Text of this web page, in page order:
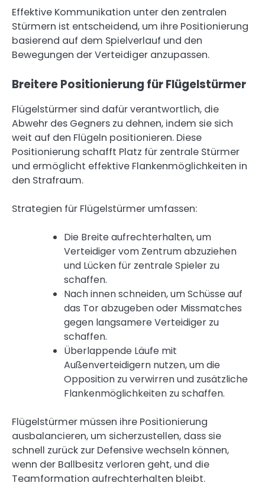
Effektive Kommunikation unter den zentralen
Stürmern ist entscheidend, um ihre Positionierung
basierend auf dem Spielverlauf und den
Bewegungen der Verteidiger anzupassen.
Breitere Positionierung für Flügelstürmer
Flügelstürmer sind dafür verantwortlich, die
Abwehr des Gegners zu dehnen, indem sie sich
weit auf den Flügeln positionieren. Diese
Positionierung schafft Platz für zentrale Stürmer
und ermöglicht effektive Flankenmöglichkeiten in
den Strafraum.
Strategien für Flügelstürmer umfassen:
Die Breite aufrechterhalten, um
Verteidiger vom Zentrum abzuziehen
und Lücken für zentrale Spieler zu
schaffen.
Nach innen schneiden, um Schüsse auf
das Tor abzugeben oder Missmatches
gegen langsamere Verteidiger zu
schaffen.
Überlappende Läufe mit
Außenverteidigern nutzen, um die
Opposition zu verwirren und zusätzliche
Flankenmöglichkeiten zu schaffen.
Flügelstürmer müssen ihre Positionierung
ausbalancieren, um sicherzustellen, dass sie
schnell zurück zur Defensive wechseln können,
wenn der Ballbesitz verloren geht, und die
Teamformation aufrechterhalten bleibt.